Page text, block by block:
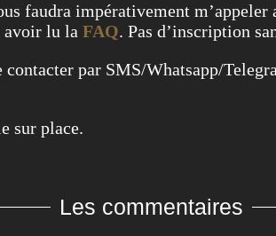
faudra impérativement m’appeler
avoir lu la FAQ. Pas d’inscription
contacter par SMS/Whatsapp/
sur place.
Les commentaires